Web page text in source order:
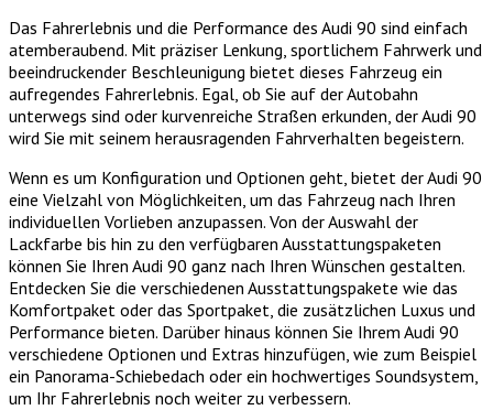
Das Fahrerlebnis und die Performance des Audi 90 sind einfach
atemberaubend. Mit präziser Lenkung, sportlichem Fahrwerk und
beeindruckender Beschleunigung bietet dieses Fahrzeug ein
aufregendes Fahrerlebnis. Egal, ob Sie auf der Autobahn
unterwegs sind oder kurvenreiche Straßen erkunden, der Audi 90
wird Sie mit seinem herausragenden Fahrverhalten begeistern.
Wenn es um Konfiguration und Optionen geht, bietet der Audi 90
eine Vielzahl von Möglichkeiten, um das Fahrzeug nach Ihren
individuellen Vorlieben anzupassen. Von der Auswahl der
Lackfarbe bis hin zu den verfügbaren Ausstattungspaketen
können Sie Ihren Audi 90 ganz nach Ihren Wünschen gestalten.
Entdecken Sie die verschiedenen Ausstattungspakete wie das
Komfortpaket oder das Sportpaket, die zusätzlichen Luxus und
Performance bieten. Darüber hinaus können Sie Ihrem Audi 90
verschiedene Optionen und Extras hinzufügen, wie zum Beispiel
ein Panorama-Schiebedach oder ein hochwertiges Soundsystem,
um Ihr Fahrerlebnis noch weiter zu verbessern.